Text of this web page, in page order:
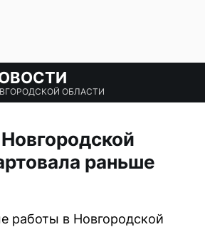
ОБЛАСТИ
раньше
работы в Новгородской